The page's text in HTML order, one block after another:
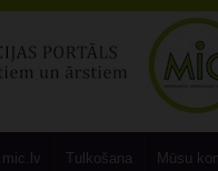
Tulkošana Mūsu